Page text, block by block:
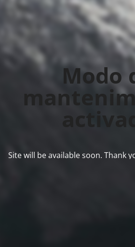
Modo
Site will be available soon. Thank